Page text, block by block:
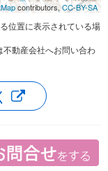
contributors,CC-BY-SA
位置に表示されている場
動産会社へお問い合わ